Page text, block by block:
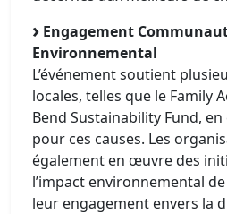
Engagement
Environnemental
L’événement soutient
locales, telles que le Family
Bend Sustainability Fund,
pour ces causes. Les
également en œuvre des
l’impact environnemental
leur engagement envers la